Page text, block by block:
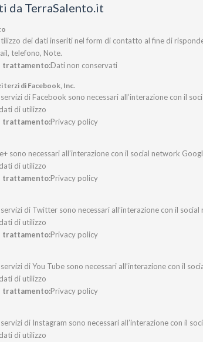
da TerraSalento.it
dei dati inseriti nel form di contatto al fine di
telefono, Note.
trattamento:Dati non conservati
terzi di Facebook, Inc.
servizi di Facebook sono necessari all’interazione con il
di utilizzo
trattamento:Privacy policy
sono necessari all’interazione con il social network
di utilizzo
trattamento:Privacy policy
servizi di Twitter sono necessari all’interazione con il social
di utilizzo
trattamento:Privacy policy
servizi di You Tube sono necessari all’interazione con il
di utilizzo
trattamento:Privacy policy
servizi di Instagram sono necessari all’interazione con il
di utilizzo